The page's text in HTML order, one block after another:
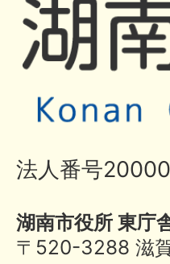
法人番号
湖南市役所 東庁
〒520-3288 滋